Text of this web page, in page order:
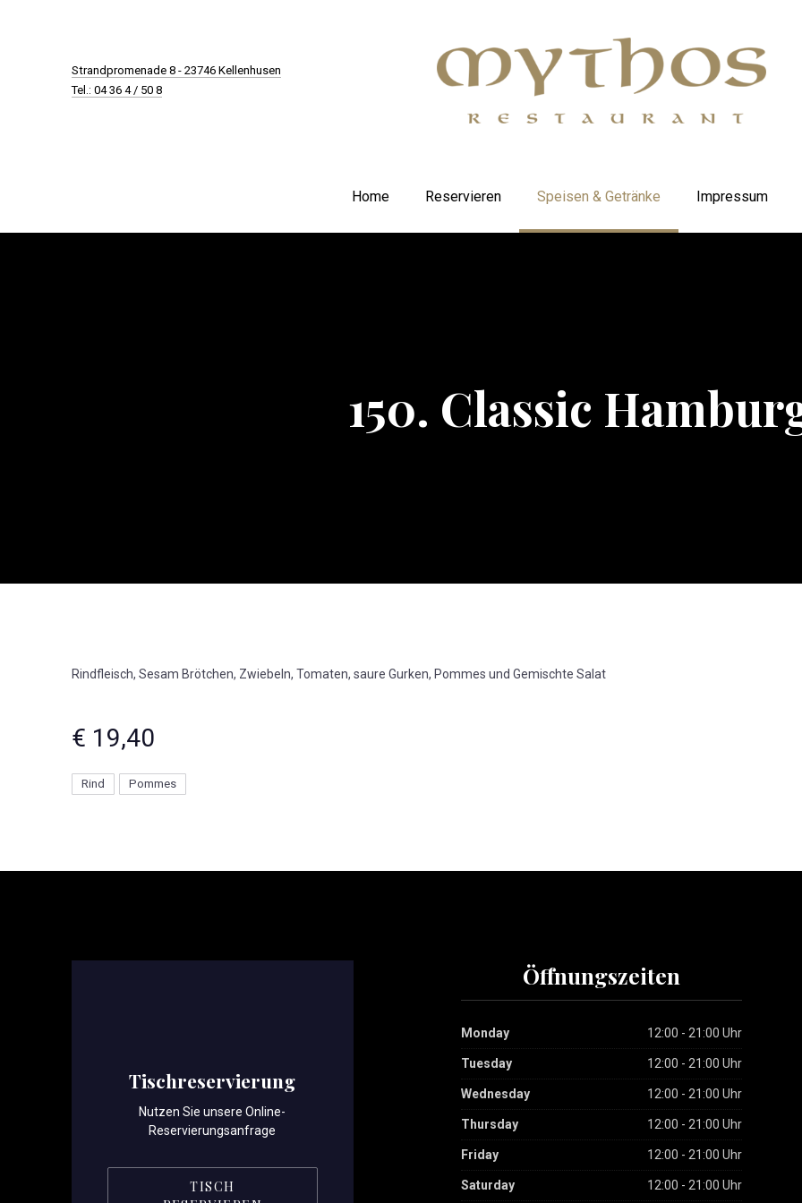
Strandpromenade 8 - 23746 Kellenhusen
Tel.: 04 36 4 / 50 8
Home Reservieren Speisen & Getränke Impressum
150. Classic
Rindfleisch, Sesam Brötchen, Zwiebeln, Tomaten, saure Gurken, Pommes und Gemischte Salat
€ 19,40
Rind Pommes
Tischreservierung
Nutzen Sie unsere Online-
Reservierungsanfrage
TISCH
Öffnungszeiten
Monday 12:00 - 21:00 Uhr
Tuesday 12:00 - 21:00 Uhr
Wednesday 12:00 - 21:00 Uhr
Thursday 12:00 - 21:00 Uhr
Friday 12:00 - 21:00 Uhr
Saturday 12:00 - 21:00 Uhr